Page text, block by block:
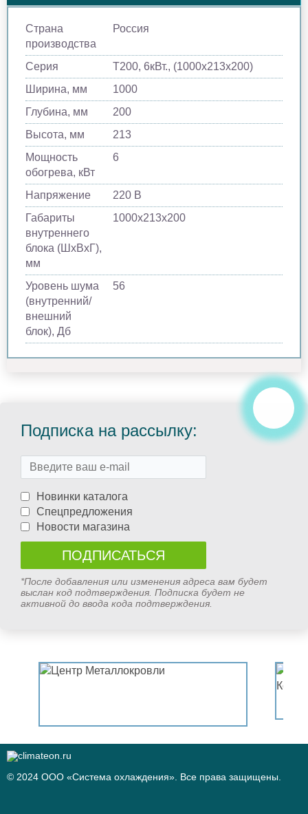
Страна
производства
Россия
Серия
Т200, 6кВт., (1000х213х200)
Ширина, мм
1000
Глубина, мм
200
Высота, мм
213
Мощность
обогрева, кВт
6
Напряжение
220 В
Габариты
внутреннего
блока (ШхВхГ),
мм
1000х213х200
Уровень шума
(внутренний/
внешний
блок), Дб
56
Подписка на рассылку:
Новинки каталога
Спецпредложения
Новости магазина
*После добавления или изменения адреса вам будет
выслан код подтверждения. Подписка будет не
активной до ввода кода подтверждения.
© 2024 ООО «Система охлаждения». Все права защищены.